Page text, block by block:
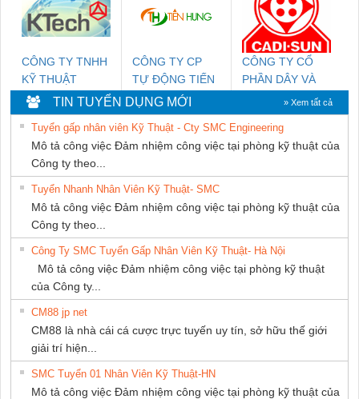
NAM
GIA HƯNG
CÔNG TY TNHH
KỸ THUẬT
KTECH VIỆT
NAM
CÔNG TY CP
TỰ ĐỘNG TIẾN
HƯNG
CÔNG TY CỔ
PHẦN DÂY VÀ
CÁP ĐIỆN
THƯỢNG ĐÌNH
TIN TUYỂN DỤNG MỚI » Xem tất cả
Tuyển gấp nhân viên Kỹ Thuật - Cty SMC Engineering
Mô tả công việc Đảm nhiệm công việc tại phòng kỹ thuật của
Công ty theo...
Tuyển Nhanh Nhân Viên Kỹ Thuật- SMC
Mô tả công việc Đảm nhiệm công việc tại phòng kỹ thuật của
Công ty theo...
Công Ty SMC Tuyển Gấp Nhân Viên Kỹ Thuật- Hà Nội
Mô tả công việc Đảm nhiệm công việc tại phòng kỹ thuật
của Công ty...
CM88 jp net
CM88 là nhà cái cá cược trực tuyến uy tín, sở hữu thế giới
giải trí hiện...
SMC Tuyển 01 Nhân Viên Kỹ Thuật-HN
Mô tả công việc Đảm nhiệm công việc tại phòng kỹ thuật của